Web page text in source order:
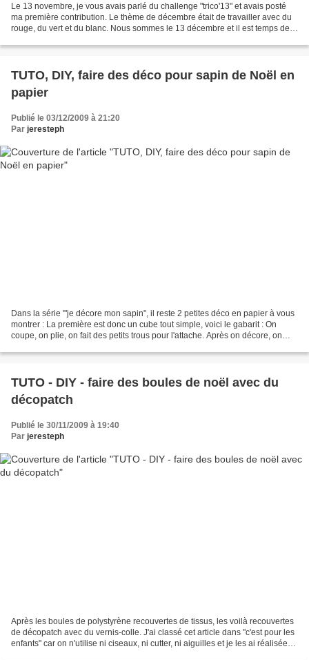
Le 13 novembre, je vous avais parlé du challenge "trico'13" et avais posté
ma première contribution. Le thème de décembre était de travailler avec du
rouge, du vert et du blanc. Nous sommes le 13 décembre et il est temps de
TUTO, DIY, faire des déco pour sapin de Noël en
papier
Publié le 03/12/2009 à 21:20
Par jeresteph
Dans la série '"je décore mon sapin", il reste 2 petites déco en papier à vous
montrer : La première est donc un cube tout simple, voici le gabarit : On
coupe, on plie, on fait des petits trous pour l'attache. Après on décore, on
TUTO - DIY - faire des boules de noël avec du
décopatch
Publié le 30/11/2009 à 19:40
Par jeresteph
Après les boules de polystyrène recouvertes de tissus, les voilà recouvertes
de décopatch avec du vernis-colle. J'ai classé cet article dans "c'est pour les
enfants" car on n'utilise ni ciseaux, ni cutter, ni aiguilles et je les ai réalisées